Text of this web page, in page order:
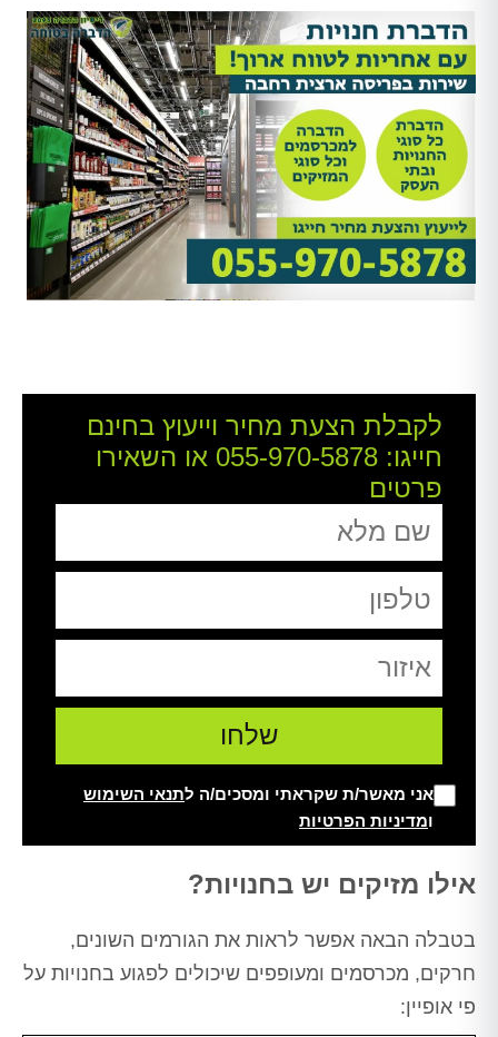
לקבלת הצעת מחיר וייעוץ בחינם
חייגו: 055-970-5878 או השאירו
פרטים
אני מאשר/ת שקראתי ומסכים/ה לתנאי השימוש
ומדיניות הפרטיות
אילו מזיקים יש בחנויות?
בטבלה הבאה אפשר לראות את הגורמים השונים,
חרקים, מכרסמים ומעופפים שיכולים לפגוע בחנויות על
פי אופיין: